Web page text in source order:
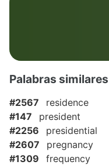
Palabras
#2567
residence
#147
president
#2256
presidential
#2607
pregnancy
#1309
frequency